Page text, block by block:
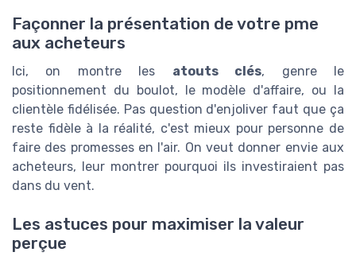
Façonner la présentation de votre pme
aux acheteurs
Ici, on montre les atouts clés, genre le
positionnement du boulot, le modèle d'affaire, ou la
clientèle fidélisée. Pas question d'enjoliver faut que ça
reste fidèle à la réalité, c'est mieux pour personne de
faire des promesses en l'air. On veut donner envie aux
acheteurs, leur montrer pourquoi ils investiraient pas
dans du vent.
Les astuces pour maximiser la valeur
perçue